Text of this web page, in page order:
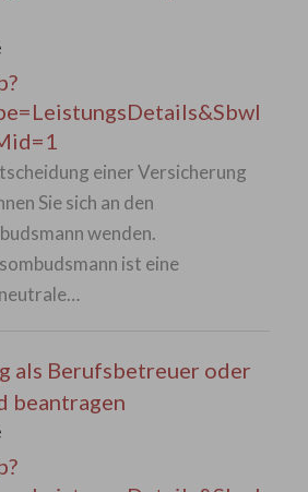
einer Versicherung
Sie sich an den
wenden.
ist eine
als Berufsbetreuer oder
beantragen